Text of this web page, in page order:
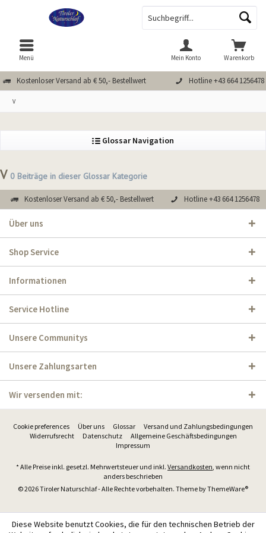
Kostenloser Versand ab € 50,- Bestellwert Hotline +43 664 1256478
Menü Warenkorb
Mein Konto
V
Glossar Navigation
V 0 Beiträge in dieser Glossar Kategorie
Kostenloser Versand ab € 50,- Bestellwert Hotline +43 664 1256478
Über uns
Shop Service
Informationen
Service Hotline
Unsere Communitys
Unsere Zahlungsarten
Wir versenden mit:
Cookie preferences Über uns Glossar
Versand und Zahlungsbedingungen
Widerrufsrecht
Datenschutz
Allgemeine Geschäftsbedingungen
Impressum
* Alle Preise inkl. gesetzl. Mehrwertsteuer und inkl. Versandkosten, wenn nicht
anders beschrieben
© 2026 Tiroler Naturschlaf - Alle Rechte vorbehalten. Theme byThemeWare®
Diese Website benutzt Cookies, die für den technischen Betrieb der